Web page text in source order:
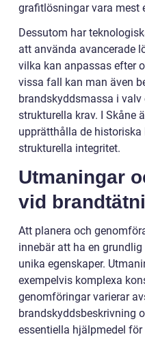
grafitlösningar vara mest
Dessutom har
att använda avancerade
vilka kan anpassas efter
vissa fall kan man även
brandskyddsmassa i
strukturella krav. I Skåne
upprätthålla de
strukturella integritet.
Utmaningar
vid
Att planera och
innebär att ha en
unika egenskaper.
exempelvis komplexa
genomföringar varierar
brandskyddsbeskrivning
essentiella hjälpmedel